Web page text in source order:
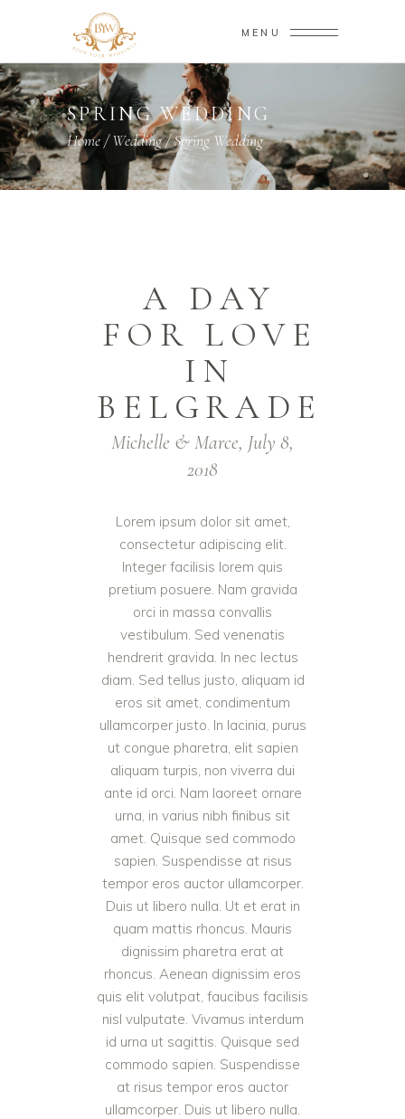
MENU
SPRING WEDDING
Home/Wedding/Spring Wedding
A DAY
FOR LOVE
IN
BELGRADE
Michelle & Marce, July 8,
2018
Lorem ipsum dolor sit amet,
consectetur adipiscing elit.
Integer facilisis lorem quis
pretium posuere. Nam gravida
orci in massa convallis
vestibulum. Sed venenatis
hendrerit gravida. In nec lectus
diam. Sed tellus justo, aliquam id
eros sit amet, condimentum
ullamcorper justo. In lacinia, purus
ut congue pharetra, elit sapien
aliquam turpis, non viverra dui
ante id orci. Nam laoreet ornare
urna, in varius nibh finibus sit
amet. Quisque sed commodo
sapien. Suspendisse at risus
tempor eros auctor ullamcorper.
Duis ut libero nulla. Ut et erat in
quam mattis rhoncus. Mauris
dignissim pharetra erat at
rhoncus. Aenean dignissim eros
quis elit volutpat, faucibus facilisis
nisl vulputate. Vivamus interdum
id urna ut sagittis. Quisque sed
commodo sapien. Suspendisse
at risus tempor eros auctor
ullamcorper. Duis ut libero nulla.